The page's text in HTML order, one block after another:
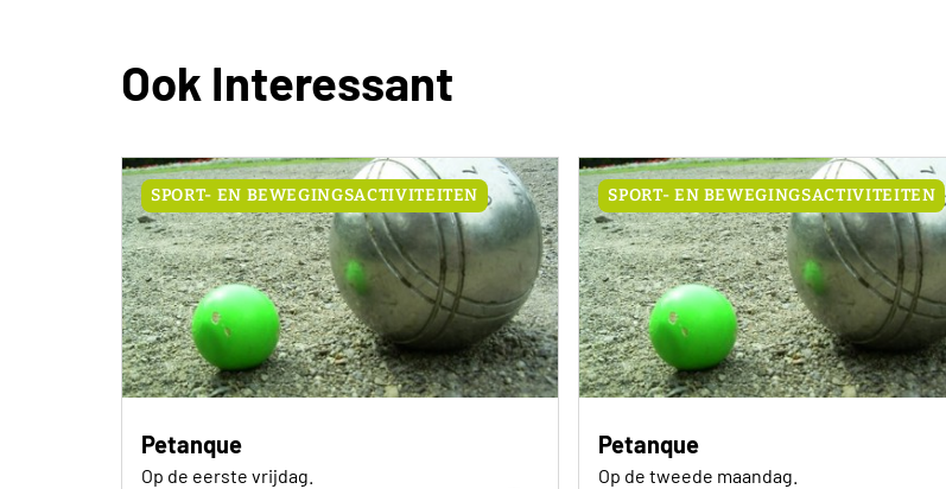
Ook Interessant
SPORT- EN BEWEGINGSACTIVITEITEN
Petanque
Op de eerste vrijdag.
SPORT- EN BEWEGINGSACTIVITEITEN
Petanque
Op de tweede maandag.